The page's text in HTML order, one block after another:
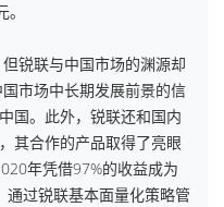
联与中国市场的渊源却
市场中长期发展前景的信
国。此外，锐联还和国内
其合作的产品取得了亮眼
年凭借97%的收益成为
通过锐联基本面量化策略管